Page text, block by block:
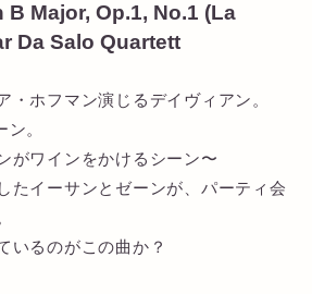
Major, Op.1, No.1 (La
Da Salo Quartett
・ホフマン演じるデイヴィアン。
。
がワインをかけるシーン〜
たイーサンとゼーンが、パーティ会
いるのがこの曲か？